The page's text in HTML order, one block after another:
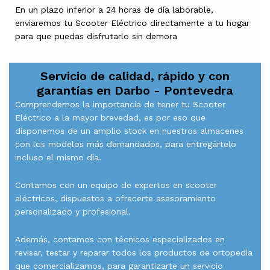
En un plazo inferior a 24 horas de día laborable,
enviaremos tu Scooter Eléctrico directamente a tu hogar
para que puedas disfrutarlo sin demora
Servicio de calidad, rápido y con
garantías en Darbo - Pontevedra
Comprendemos la importancia de tener tu Scooter
Eléctrico a la mayor brevedad, es por eso que
disponemos de un amplio stock en nuestros almacenes
con los modelos más demandados, para entregártelo
incluso el mismo día.
Contamos con un equipo de expertos en scooter
eléctricos, dispuestos a ofrecerte asesoramiento
personalizado y profesional.
Además, contamos con técnicos especializados en
revisar, testar y reparar todos los productos de ortopedia
que comercializamos, para garantizarte un servicio